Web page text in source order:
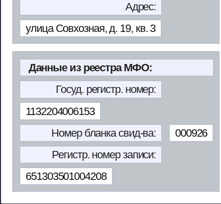
Адрес:
улица Совхозная, д. 19, кв. 3
Данные из реестра МФО:
Госуд. регистр. номер:
1132204006153
Номер бланка свид-ва:
000926
Регистр. номер записи:
651303501004208